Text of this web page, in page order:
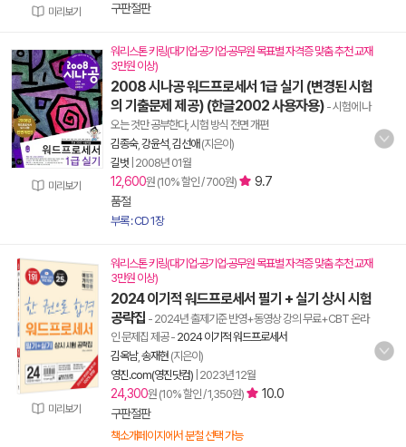
미리보기
구판절판
미리보기
워리스톤 키링(대기업·공기업·공무원 목표별 자격증 맞춤 추천 교재
3만원 이상)
2008 시나공 워드프로세서 1급 실기 (변경된 시험
의 기출문제 제공) (한글2002 사용자용) - 시험에 나
오는 것만 공부한다, 시험 방식 전면 개편
김종숙, 강윤석 김선애 (지은이)
길벗 2008년 01월
12,600원 (10% 할인 / 700원)
9.7
품절
부록 : CD 1장
미리보기
워리스톤 키링(대기업·공기업·공무원 목표별 자격증 맞춤 추천 교재
3만원 이상)
2024 이기적 워드프로세서 필기 + 실기 상시 시험
공략집 - 2024년 출제기준 반영+동영상 강의 무료+CBT 온라
인 문제집 제공- 2024 이기적 워드프로세서
김옥남, 송재현 (지은이)
영진.com(영진닷컴) 2023년 12월
24,300원 (10% 할인 / 1,350원)
10.0
구판절판
책소개페이지에서 분철 선택 가능